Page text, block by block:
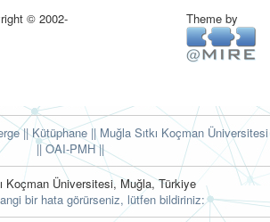
© 2002-
Theme by
|| Kütüphane || Muğla Sıtkı Koçman Üniversitesi
||OAI-PMH ||
Koçman Üniversitesi, Muğla, Türkiye
bir hata görürseniz, lütfen bildiriniz: